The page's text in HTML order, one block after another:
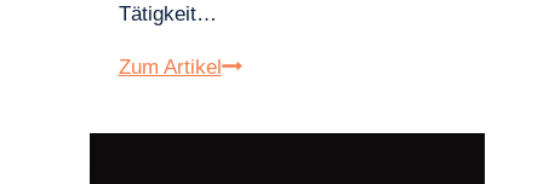
Tätigkeit…
Zum ArtikelPater
Beispiel